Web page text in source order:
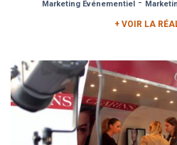
Marketing Événementiel
+ VOIR LA